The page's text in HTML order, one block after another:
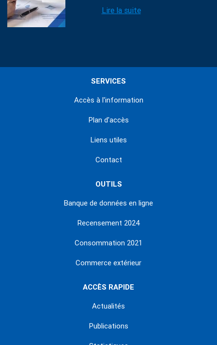
Lire la suite
SERVICES
Accès à l'information
Plan d'accès
Liens utiles
Contact
OUTILS
Banque de données en ligne
Recensement 2024
Consommation 2021
Commerce extérieur
ACCÈS RAPIDE
Actualités
Publications